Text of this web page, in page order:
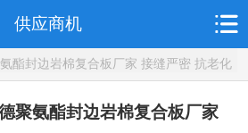
供应商机
酯封边岩棉复合板厂家 接缝严密 抗老化
聚氨酯封边岩棉复合板厂家